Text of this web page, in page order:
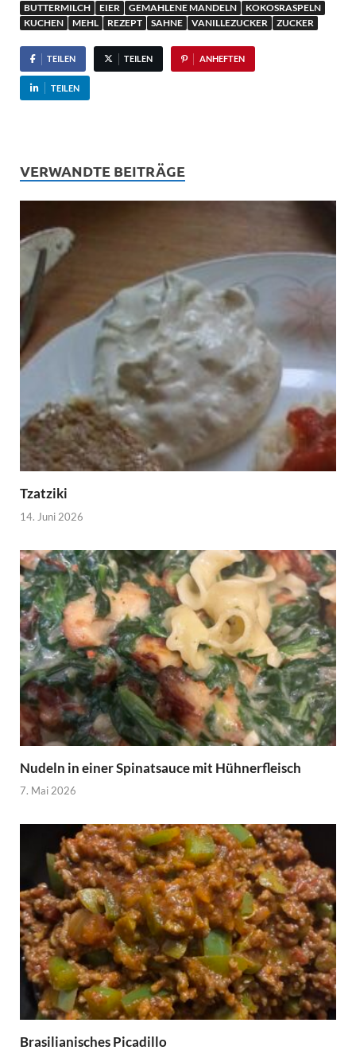
BUTTERMILCH
EIER GEMAHLENE MANDELN
KOKOSRASPELN
KUCHEN
MEHL REZEPT SAHNE VANILLEZUCKER ZUCKER
TEILEN TEILEN ANHEFTEN
TEILEN
VERWANDTE BEITRÄGE
Tzatziki
14. Juni 2026
Nudeln in einer Spinatsauce mit Hühnerfleisch
7. Mai 2026
Brasilianisches Picadillo